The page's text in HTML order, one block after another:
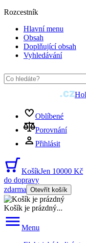
Rozcestník
Hlavní menu
Obsah
Doplňující obsah
Vyhledávání
Oblíbené
Porovnání
Přihlásit
KošíkJen 10000 Kč
do dopravy
zdarma Otevřít košík
Košík je prázdný...
Menu